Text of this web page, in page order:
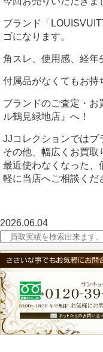
ブランド「
ゴになります。
角スレ、使用感、経年
付属品がなくてもお持
ブランドのご査定・お
ル鶴見緑地店』へ！
JJコレクションではブ
その他、幅広くお買取
最近使わなくなった、
軽に当店へご相談くだ
2026.06.04